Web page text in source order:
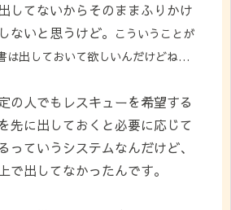
してないからそのままふりかけ
ないと思うけど。 こういうことが
は出しておいて欲しいんだけどね…
の人でもレスキューを希望する
先に出しておくと必要に応じて
っていうシステムなんだけど、
で出してなかったんです。